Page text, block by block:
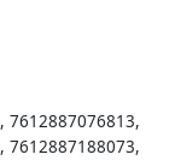
, 7612887076813,
, 7612887188073,